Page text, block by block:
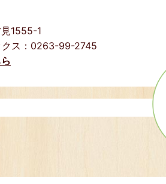
1555-1
ス：0263-99-2745